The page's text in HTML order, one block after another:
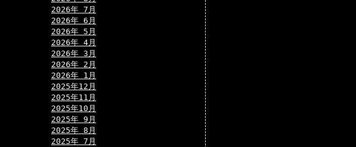
2026年 7月
2026年 6月
2026年 5月
2026年 4月
2026年 3月
2026年 2月
2026年 1月
2025年12月
2025年11月
2025年10月
2025年 9月
2025年 8月
2025年 7月